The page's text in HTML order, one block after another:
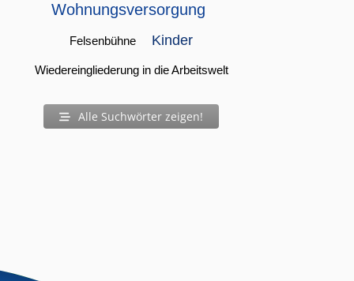
Wohnungsversorgung
Felsenbühne Kinder
Wiedereingliederung in die Arbeitswelt
Alle Suchwörter zeigen!